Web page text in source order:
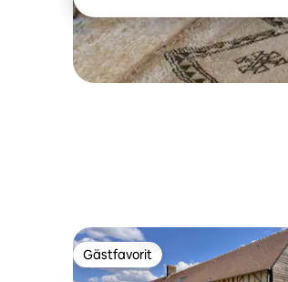
Gästfavorit
Gästfavorit